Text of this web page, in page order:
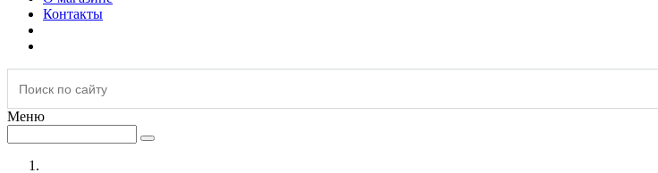
Контакты
Меню